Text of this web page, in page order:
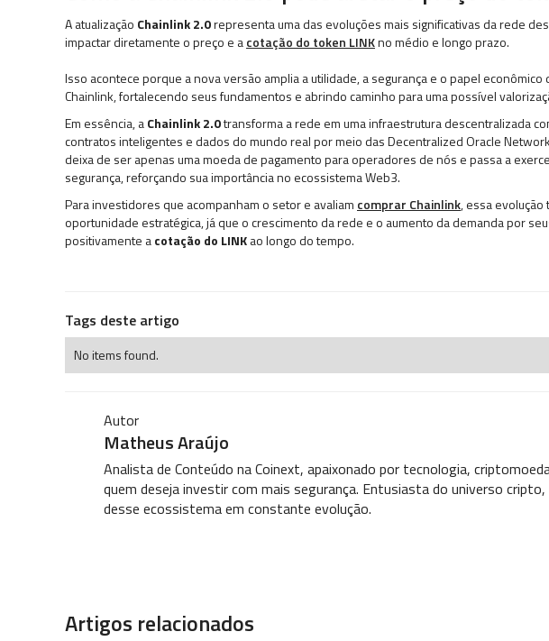
A atualização Chainlink 2.0representa uma das evoluções mais significativas da rede
impactar diretamente o preço e acotação do token LINKno médio e longo prazo.
Isso acontece porque a nova versão amplia a utilidade, a segurança e o papel
Chainlink, fortalecendo seus fundamentos e abrindo caminho para uma possível
Em essência, aChainlink 2.0transforma a rede em uma infraestrutura descentralizada
contratos inteligentes e dados do mundo real por meio das Decentralized Oracle
deixa de ser apenas uma moeda de pagamento para operadores de nós e passa a
segurança, reforçando sua importância no ecossistema Web3.
Para investidores que acompanham o setor e avaliam comprar Chainlink, essa
oportunidade estratégica, já que o crescimento da rede e o aumento da demanda por
positivamente acotação do LINKao longo do tempo.
Tags deste artigo
No items found.
Autor
Matheus Araújo
Analista de Conteúdo na Coinext, apaixonado por tecnologia,
quem deseja investir com mais segurança. Entusiasta do universo
desse ecossistema em constante evolução.
Artigos relacionados